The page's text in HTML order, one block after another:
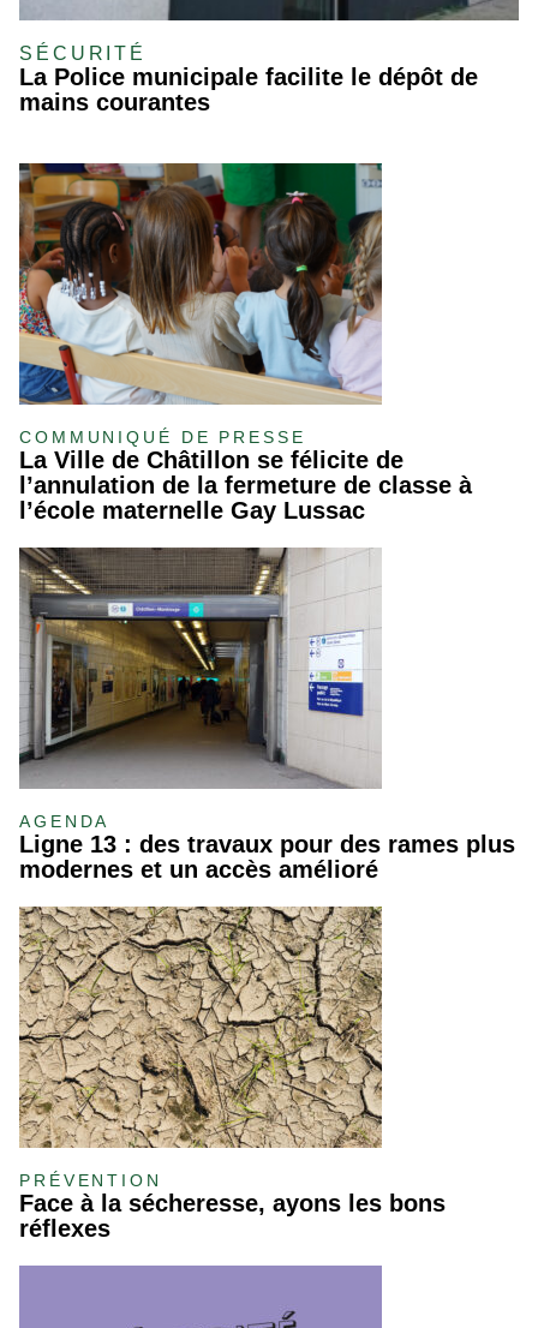
SÉCURITÉ
La Police municipale facilite le dépôt de
mains courantes
COMMUNIQUÉ DE PRESSE
La Ville de Châtillon se félicite de
l’annulation de la fermeture de classe à
l’école maternelle Gay Lussac
AGENDA
Ligne 13 : des travaux pour des rames plus
modernes et un accès amélioré
PRÉVENTION
Face à la sécheresse, ayons les bons
réflexes